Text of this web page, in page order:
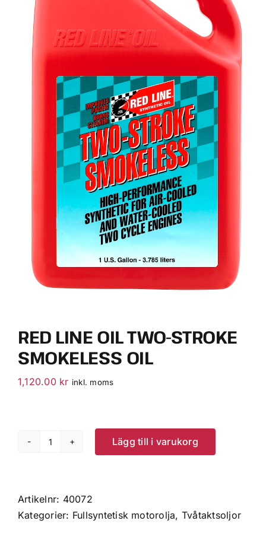
VÄLJ RÄTT OLJA FÖR DITT FORDON
KONTAKT
MITT KONTO
WOOCOMMERCE CART
RED LINE OIL TWO-STROKE
SMOKELESS OIL
1,120.00 kr inkl. moms
Red
Two-
Stroke
Lägg till i varukorg
Artikelnr: 40072
Kategorier: Fullsyntetisk motorolja, Tvåtaktsoljor